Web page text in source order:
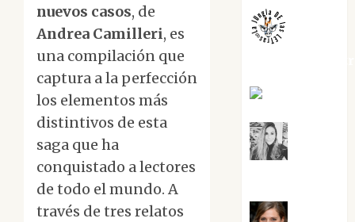
nuevos casos, de
Andrea Camilleri, es
una compilación que
captura a la perfección
los elementos más
distintivos de esta
saga que ha
conquistado a lectores
de todo el mundo. A
través de tres relatos